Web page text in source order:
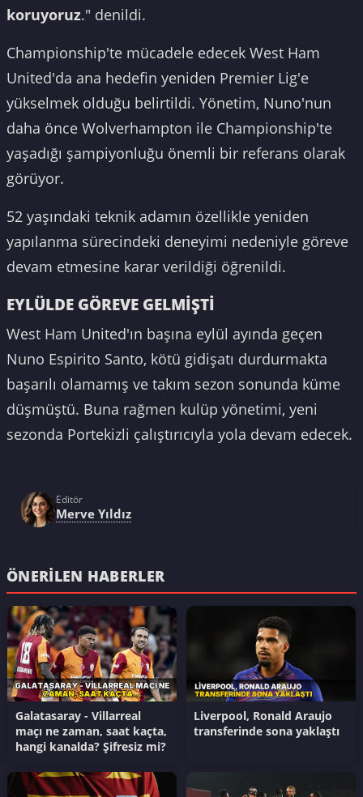
koruyoruz." denildi.
Championship'te mücadele edecek West Ham
United'da ana hedefin yeniden Premier Lig'e
yükselmek olduğu belirtildi. Yönetim, Nuno'nun
daha önce Wolverhampton ile Championship'te
yaşadığı şampiyonluğu önemli bir referans olarak
görüyor.
52 yaşındaki teknik adamın özellikle yeniden
yapılanma sürecindeki deneyimi nedeniyle göreve
devam etmesine karar verildiği öğrenildi.
EYLÜLDE GÖREVE GELMİŞTİ
West Ham United'ın başına eylül ayında geçen
Nuno Espirito Santo, kötü gidişatı durdurmakta
başarılı olamamış ve takım sezon sonunda küme
düşmüştü. Buna rağmen kulüp yönetimi, yeni
sezonda Portekizli çalıştırıcıyla yola devam edecek.
Editör
Merve Yıldız
ÖNERILEN HABERLER
Galatasaray - Villarreal
maçı ne zaman, saat kaçta,
hangi kanalda? Şifresiz mi?
Liverpool, Ronald Araujo
transferinde sona yaklaştı